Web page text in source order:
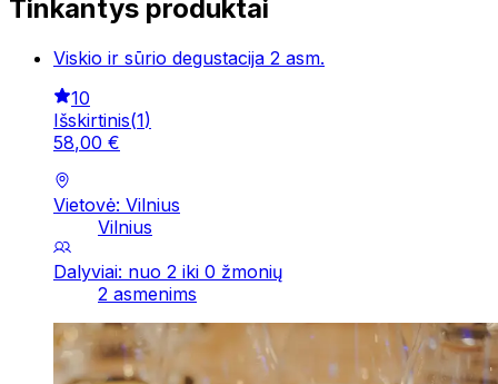
Tinkantys produktai
Viskio ir sūrio degustacija 2 asm.
10
Išskirtinis(1)
58,00 €
Vietovė: Vilnius
Vilnius
Dalyviai: nuo 2 iki 0 žmonių
2 asmenims